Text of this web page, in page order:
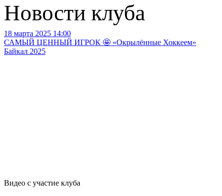
Новости клуба
18 марта 2025 14:00
САМЫЙ ЦЕННЫЙ ИГРОК 🤩 «Окрылённые Хоккеем»
Байкал 2025
Видео с участие клуба